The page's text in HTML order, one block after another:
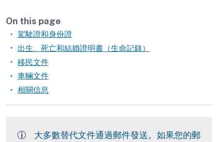
結婚證明
死亡證明
重建您的房屋
On this page
駕駛證和身份證
出生、死亡和結婚證明書（生命記錄）
移民文件
車輛文件
相關信息
大多數替代文件通過郵件發送。如果您的郵